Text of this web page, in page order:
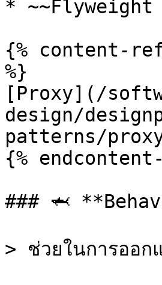
* ~~Flyweight
{% content-ref
%}
[Proxy](/
design/
patterns/
{%
### 🦈
> ช่วยในการออ